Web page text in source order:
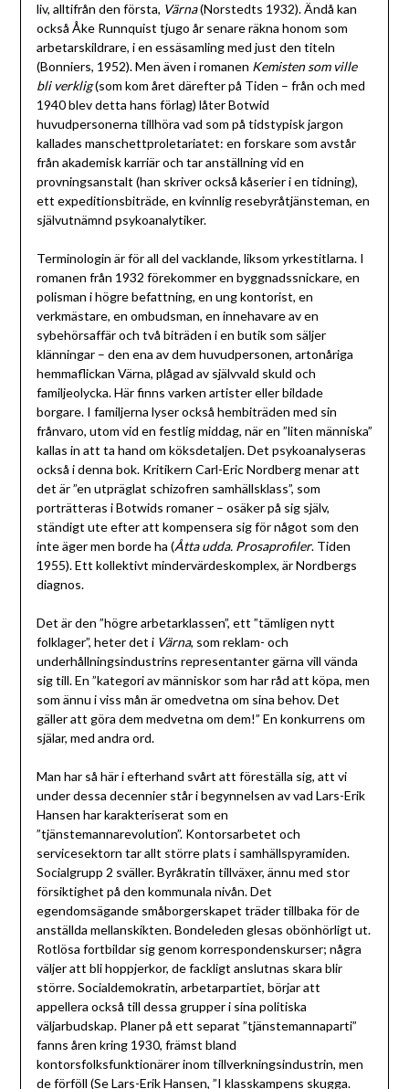
liv, alltifrån den första, Värna(Norstedts 1932). Ändå kan
också Åke Runnquist tjugo år senare räkna honom som
arbetarskildrare, i en essäsamling med just den titeln
(Bonniers, 1952). Men även i romanen Kemisten som ville
bli verklig(som kom året därefter på Tiden – från och med
1940 blev detta hans förlag) låter Botwid
huvudpersonerna tillhöra vad som på tidstypisk jargon
kallades manschettproletariatet: en forskare som avstår
från akademisk karriär och tar anställning vid en
provningsanstalt (han skriver också kåserier i en tidning),
ett expeditionsbiträde, en kvinnlig resebyråtjänsteman, en
självutnämnd psykoanalytiker.
Terminologin är för all del vacklande, liksom yrkestitlarna. I
romanen från 1932 förekommer en byggnadssnickare, en
polisman i högre befattning, en ung kontorist, en
verkmästare, en ombudsman, en innehavare av en
sybehörsaffär och två biträden i en butik som säljer
klänningar – den ena av dem huvudpersonen, artonåriga
hemmaflickan Värna, plågad av självvald skuld och
familjeolycka. Här finns varken artister eller bildade
borgare. I familjerna lyser också hembiträden med sin
frånvaro, utom vid en festlig middag, när en ”liten människa”
kallas in att ta hand om köksdetaljen. Det psykoanalyseras
också i denna bok. Kritikern Carl-Eric Nordberg menar att
det är ”en utpräglat schizofren samhällsklass”, som
porträtteras i Botwids romaner – osäker på sig själv,
ständigt ute efter att kompensera sig för något som den
inte äger men borde ha (Åtta udda. Prosaprofiler. Tiden
1955). Ett kollektivt mindervärdeskomplex, är Nordbergs
diagnos.
Det är den ”högre arbetarklassen”, ett ”tämligen nytt
folklager”, heter det i Värna, som reklam- och
underhållningsindustrins representanter gärna vill vända
sig till. En ”kategori av människor som har råd att köpa, men
som ännu i viss mån är omedvetna om sina behov. Det
gäller att göra dem medvetna om dem!” En konkurrens om
själar, med andra ord.
Man har så här i efterhand svårt att föreställa sig, att vi
under dessa decennier står i begynnelsen av vad Lars-Erik
Hansen har karakteriserat som en
”tjänstemannarevolution”. Kontorsarbetet och
servicesektorn tar allt större plats i samhällspyramiden.
Socialgrupp 2 sväller. Byråkratin tillväxer, ännu med stor
försiktighet på den kommunala nivån. Det
egendomsägande småborgerskapet träder tillbaka för de
anställda mellanskikten. Bondeleden glesas obönhörligt ut.
Rotlösa fortbildar sig genom korrespondenskurser; några
väljer att bli hoppjerkor, de fackligt anslutnas skara blir
större. Socialdemokratin, arbetarpartiet, börjar att
appellera också till dessa grupper i sina politiska
väljarbudskap. Planer på ett separat ”tjänstemannaparti”
fanns åren kring 1930, främst bland
kontorsfolksfunktionärer inom tillverkningsindustrin, men
de förföll (Se Lars-Erik Hansen, ”I klasskampens skugga.